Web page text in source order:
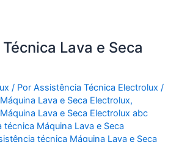
Lava e Seca
/ PorAssistência Técnica Electrolux/
Lava e Seca Electrolux,
Lava e Seca Electrolux abc
técnica Máquina Lava e Seca
técnica Máquina Lava e Seca